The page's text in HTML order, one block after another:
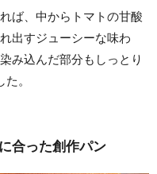
ば、中からトマトの甘酸
出すジューシーな味わ
み込んだ部分もしっとり
。
合った創作パン